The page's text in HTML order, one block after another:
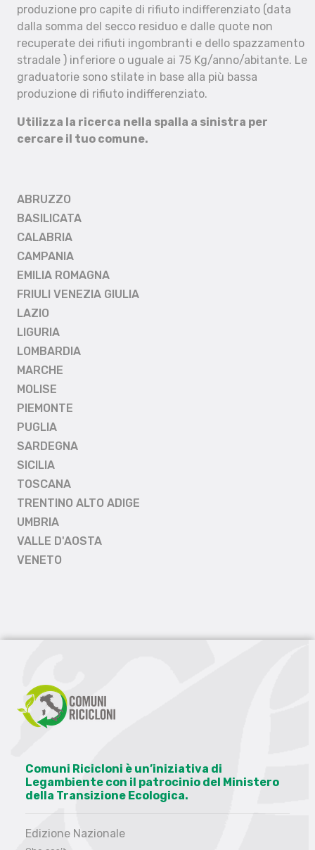
produzione pro capite di rifiuto indifferenziato (data
dalla somma del secco residuo e dalle quote non
recuperate dei rifiuti ingombranti e dello spazzamento
stradale ) inferiore o uguale ai 75 Kg/anno/abitante. Le
graduatorie sono stilate in base alla più bassa
produzione di rifiuto indifferenziato.
Utilizza la ricerca nella spalla a sinistra per
cercare il tuo comune.
ABRUZZO
BASILICATA
CALABRIA
CAMPANIA
EMILIA ROMAGNA
FRIULI VENEZIA GIULIA
LAZIO
LIGURIA
LOMBARDIA
MARCHE
MOLISE
PIEMONTE
PUGLIA
SARDEGNA
SICILIA
TOSCANA
TRENTINO ALTO ADIGE
UMBRIA
VALLE D'AOSTA
VENETO
Comuni Ricicloni è un’iniziativa di
Legambiente con il patrocinio del Ministero
della Transizione Ecologica.
Edizione Nazionale